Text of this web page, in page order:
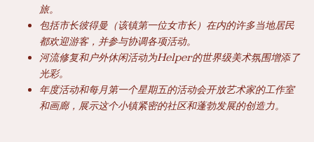
旅。
包括市长彼得曼（该镇第一位女市长）在内的许多当地居民
都欢迎游客，并参与协调各项活动。
河流修复和户外休闲活动为Helper的世界级美术氛围增添了
光彩。
年度活动和每月第一个星期五的活动会开放艺术家的工作室
和画廊，展示这个小镇紧密的社区和蓬勃发展的创造力。